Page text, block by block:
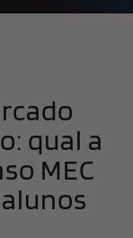
qual a
MEC